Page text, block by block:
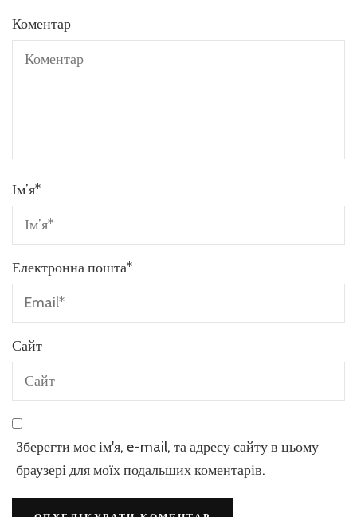
Коментар
Ім’я*
Електронна пошта*
Сайт
Зберегти моє ім'я, e-mail, та адресу сайту в цьому
браузері для моїх подальших коментарів.